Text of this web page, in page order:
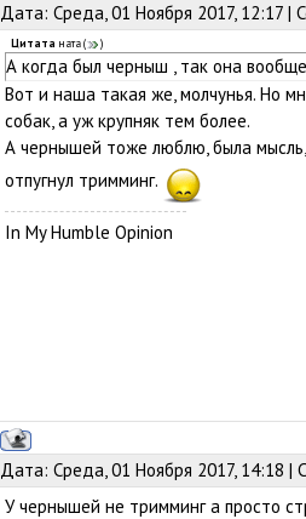
Дата: Среда, 01 Ноября 2017, 12:17 |
Цитата ната( )
А когда был черныш , так она
Вот и наша такая же, молчунья. Но
собак, а уж крупняк тем более.
А чернышей тоже люблю, была
отпугнул тримминг.
In My Humble Opinion
Дата: Среда, 01 Ноября 2017, 14:18 |
У чернышей не тримминг а просто